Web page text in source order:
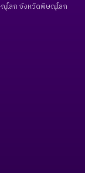
ณุโลก จังหวัดพิษณุโลก